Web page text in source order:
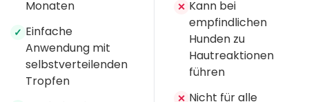
Monaten
✓ Einfache
Anwendung mit
selbstverteilenden
Tropfen
✕ Kann bei
empfindlichen
Hunden zu
Hautreaktionen
führen
✕ Nicht für alle